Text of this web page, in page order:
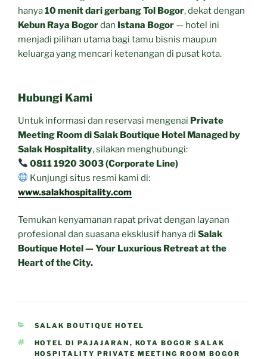
hanya10 menit dari gerbang Tol Bogor, dekat dengan
Kebun Raya Bogordan Istana Bogor — hotel ini
menjadi pilihan utama bagi tamu bisnis maupun
keluarga yang mencari ketenangan di pusat kota.
Hubungi Kami
Untuk informasi dan reservasi mengenai Private
Meeting Room di Salak Boutique Hotel Managed by
Salak Hospitality, silakan menghubungi:
0811 1920 3003 (Corporate Line)
Kunjungi situs resmi kami di:
www.salakhospitality.com
Temukan kenyamanan rapat privat dengan layanan
profesional dan suasana eksklusif hanya di Salak
Boutique Hotel — Your Luxurious Retreat at the
Heart of the City.
CATEGORIES
SALAK BOUTIQUE HOTEL
TAGS
HOTEL DI PAJAJARAN , KOTA BOGOR SALAK
HOSPITALITY PRIVATE MEETING ROOM BOGOR